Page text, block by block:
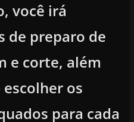
você irá
de preparo de
e corte, além
os
para cada